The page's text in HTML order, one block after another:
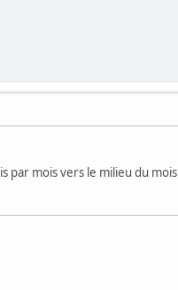
par mois vers le milieu du mois